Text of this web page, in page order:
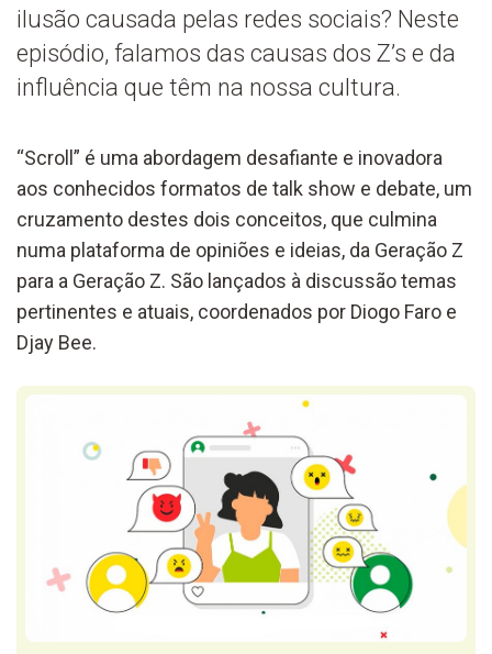
ilusão causada pelas redes sociais? Neste
episódio, falamos das causas dos Z’s e da
influência que têm na nossa cultura.
“Scroll” é uma abordagem desafiante e inovadora
aos conhecidos formatos de talk show e debate, um
cruzamento destes dois conceitos, que culmina
numa plataforma de opiniões e ideias, da Geração Z
para a Geração Z. São lançados à discussão temas
pertinentes e atuais, coordenados por Diogo Faro e
Djay Bee.